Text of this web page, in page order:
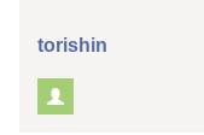
torishin